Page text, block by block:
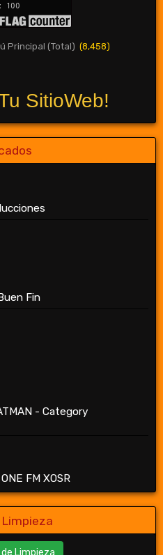
Principal (Total) (8,458)
SitioWeb!
Fin
- Category
FM XOSR
Limpieza